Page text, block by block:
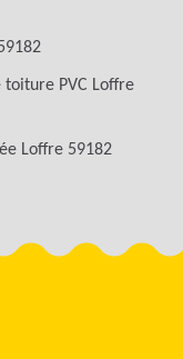
toiture PVC Loffre
Loffre 59182